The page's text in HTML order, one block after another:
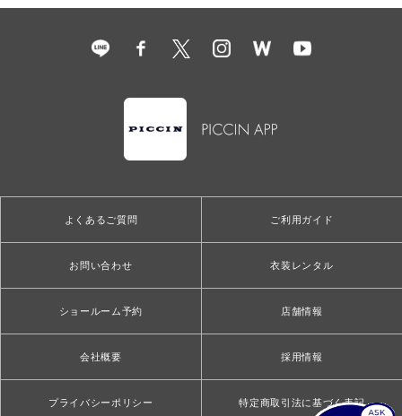
よくあるご質問 ご利用ガイド
お問い合わせ 衣装レンタル
ショールーム予約 店舗情報
会社概要 採用情報
プライバシーポリシー 特定商取引法に基づく表記